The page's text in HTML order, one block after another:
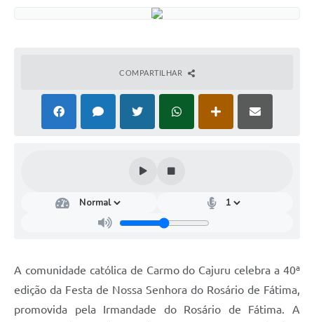
COMPARTILHAR
A comunidade católica de Carmo do Cajuru celebra a 40ª
edição da Festa de Nossa Senhora do Rosário de Fátima,
promovida pela Irmandade do Rosário de Fátima. A